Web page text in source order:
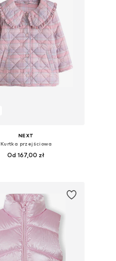
NEXT
Kurtka przejściowa
Od 167,00 zł